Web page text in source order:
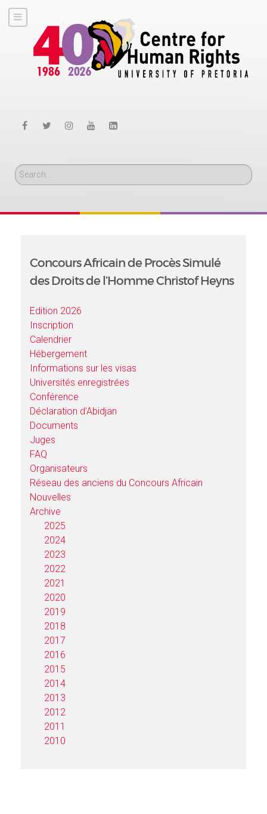
Search
Concours Africain de Procès Simulé
des Droits de l’Homme Christof Heyns
Edition 2026
Inscription
Calendrier
Hébergement
Informations sur les visas
Universités enregistrées
Conférence
Déclaration d'Abidjan
Documents
Juges
FAQ
Organisateurs
Réseau des anciens du Concours Africain
Nouvelles
Archive
2025
2024
2023
2022
2021
2020
2019
2018
2017
2016
2015
2014
2013
2012
2011
2010